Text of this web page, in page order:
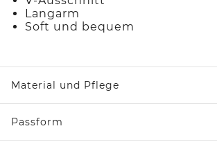
Langarm
Soft und bequem
Material und Pflege
Passform